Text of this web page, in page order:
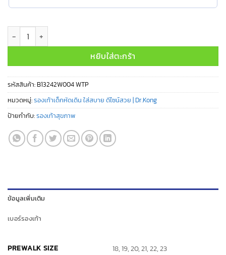
จำนวน B13242W004 WTP ชิ้น
หยิบใส่ตะกร้า
รหัสสินค้า: B13242W004 WTP
หมวดหมู่:รองเท้าเด็กหัดเดิน ใส่สบาย ดีไซน์สวย | Dr.Kong
ป้ายกำกับ:รองเท้าสุขภาพ
ข้อมูลเพิ่มเติม
เบอร์รองเท้า
PREWALK SIZE 18, 19, 20, 21, 22, 23